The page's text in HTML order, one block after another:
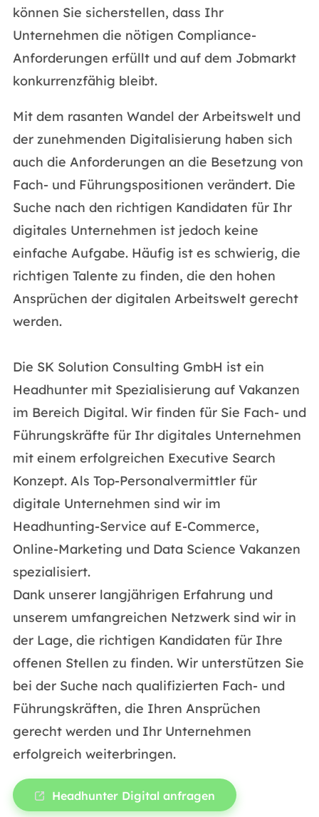
können Sie sicherstellen, dass Ihr
Unternehmen die nötigen Compliance-
Anforderungen erfüllt und auf dem Jobmarkt
konkurrenzfähig bleibt.
Mit dem rasanten Wandel der Arbeitswelt und
der zunehmenden Digitalisierung haben sich
auch die Anforderungen an die Besetzung von
Fach- und Führungspositionen verändert. Die
Suche nach den richtigen Kandidaten für Ihr
digitales Unternehmen ist jedoch keine
einfache Aufgabe. Häufig ist es schwierig, die
richtigen Talente zu finden, die den hohen
Ansprüchen der digitalen Arbeitswelt gerecht
werden.
Die SK Solution Consulting GmbH ist ein
Headhunter mit Spezialisierung auf Vakanzen
im Bereich Digital. Wir finden für Sie Fach- und
Führungskräfte für Ihr digitales Unternehmen
mit einem erfolgreichen Executive Search
Konzept. Als Top-Personalvermittler für
digitale Unternehmen sind wir im
Headhunting-Service auf E-Commerce,
Online-Marketing und Data Science Vakanzen
spezialisiert.
Dank unserer langjährigen Erfahrung und
unserem umfangreichen Netzwerk sind wir in
der Lage, die richtigen Kandidaten für Ihre
offenen Stellen zu finden. Wir unterstützen Sie
bei der Suche nach qualifizierten Fach- und
Führungskräften, die Ihren Ansprüchen
gerecht werden und Ihr Unternehmen
erfolgreich weiterbringen.
Headhunter Digital anfragen